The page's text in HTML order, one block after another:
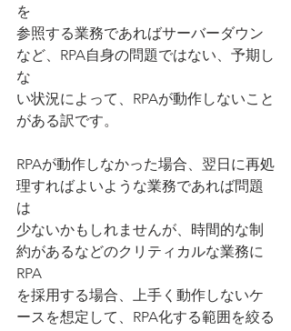
を
参照する業務であればサーバーダウン
など、RPA自身の問題ではない、予期し
な
い状況によって、RPAが動作しないこと
がある訳です。
RPAが動作しなかった場合、翌日に再処
理すればよいような業務であれば問題
は
少ないかもしれませんが、時間的な制
約があるなどのクリティカルな業務に
RPA
を採用する場合、上手く動作しないケ
ースを想定して、RPA化する範囲を絞る